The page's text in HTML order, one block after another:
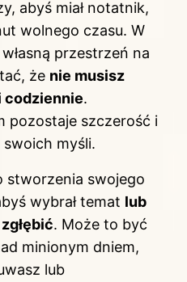
abyś miał notatnik,
wolnego czasu. W
przestrzeń na
że nie musisz
codziennie.
pozostaje szczerość i
myśli.
stworzenia swojego
wybrał temat lub
. Może to być
minionym dniem,
lub